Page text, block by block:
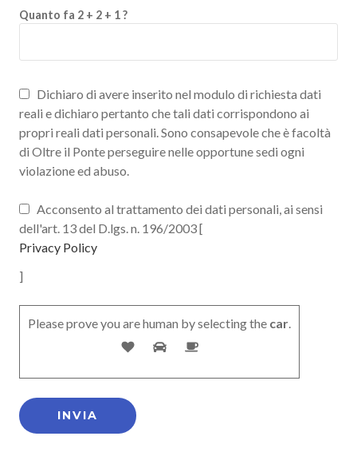
Quanto fa 2 + 2 + 1 ?
Dichiaro di avere inserito nel modulo di richiesta dati
reali e dichiaro pertanto che tali dati corrispondono ai
propri reali dati personali. Sono consapevole che è facoltà
di Oltre il Ponte perseguire nelle opportune sedi ogni
violazione ed abuso.
Acconsento al trattamento dei dati personali, ai sensi
dell'art. 13 del D.lgs. n. 196/2003 [
Privacy Policy
]
Please prove you are human by selecting the car.